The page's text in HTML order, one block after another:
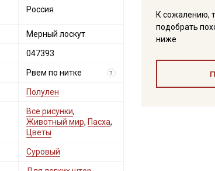
К сожалению,
подобрать
ниже
Россия
Мерный лоскут
047393
Рвем по нитке ?
Полулен
Все рисунки,
Животный мир, Пасха,
Цветы
Суровый